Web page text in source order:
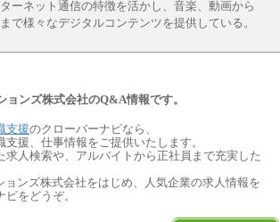
ーネット通信の特徴を活かし、音楽、動画から
で様々なデジタルコンテンツを提供している。
ンズ株式会社のQ&A情報です。
支援のクローバーナビなら、
援、仕事情報をご提供いたします。
求人検索や、アルバイトから正社員まで充実した
ョンズ株式会社をはじめ、人気企業の求人情報を
をどうぞ。